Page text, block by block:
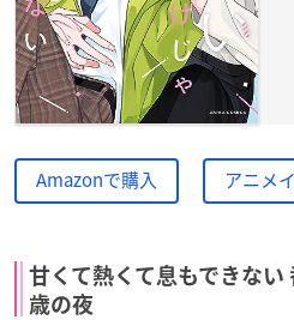
Amazonで購入 アニメ
甘くて熱くて息もできない
歳の夜